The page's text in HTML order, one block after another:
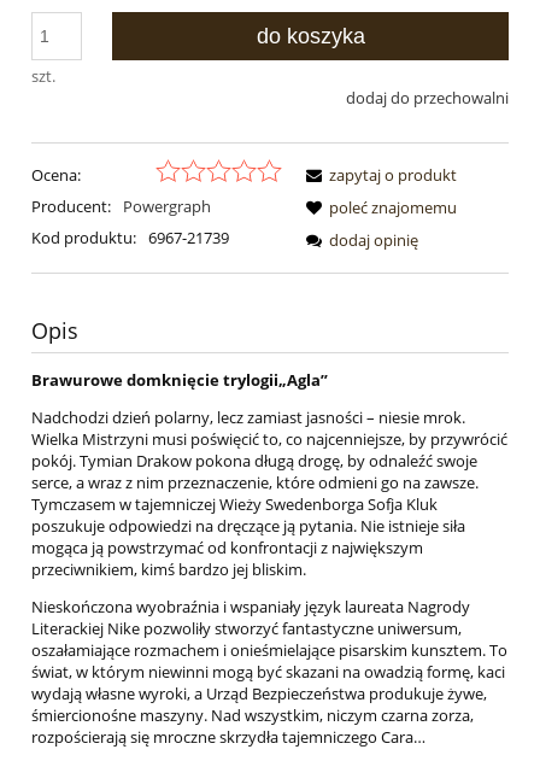
szt.
do koszyka
dodaj do przechowalni
Ocena:
Producent:
Powergraph
Kod produktu: 6967-21739
zapytaj o produkt
poleć znajomemu
dodaj opinię
Opis
Brawurowe domknięcie trylogii„Agla”
Nadchodzi dzień polarny, lecz zamiast jasności – niesie mrok.
Wielka Mistrzyni musi poświęcić to, co najcenniejsze, by przywrócić
pokój. Tymian Drakow pokona długą drogę, by odnaleźć swoje
serce, a wraz z nim przeznaczenie, które odmieni go na zawsze.
Tymczasem w tajemniczej Wieży Swedenborga Sofja Kluk
poszukuje odpowiedzi na dręczące ją pytania. Nie istnieje siła
mogąca ją powstrzymać od konfrontacji z największym
przeciwnikiem, kimś bardzo jej bliskim.
Nieskończona wyobraźnia i wspaniały język laureata Nagrody
Literackiej Nike pozwoliły stworzyć fantastyczne uniwersum,
oszałamiające rozmachem i onieśmielające pisarskim kunsztem. To
świat, w którym niewinni mogą być skazani na owadzią formę, kaci
wydają własne wyroki, a Urząd Bezpieczeństwa produkuje żywe,
śmiercionośne maszyny. Nad wszystkim, niczym czarna zorza,
rozpościerają się mroczne skrzydła tajemniczego Cara…